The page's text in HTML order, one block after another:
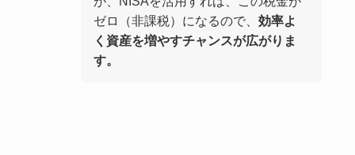
ゼロ（非課税）になるので、効率よ
く資産を増やすチャンスが広がりま
す。